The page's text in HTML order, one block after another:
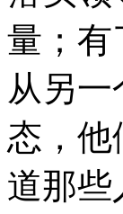
量；有
从另
态，他
道那些